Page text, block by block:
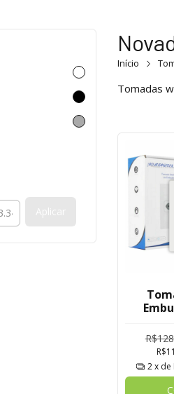
Aplicar
Início
Tomadas
2x de